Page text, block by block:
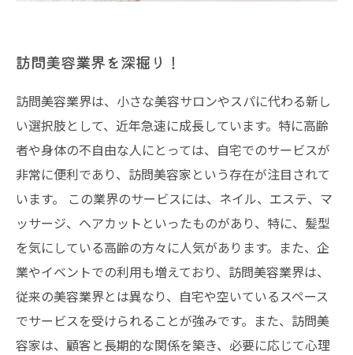
訪問美容業界を深掘り！
訪問美容業界は、小さな美容サロンやスパに代わる新し
い選択肢として、近年急速に成長しています。特に高齢
者や身体の不自由な人にとっては、自宅でのサービスが
非常に便利であり、訪問美容家という存在が注目されて
います。 この業界のサービスには、ネイル、エステ、マ
ッサージ、ヘアカットといったものがあり、特に、髪型
を気にしている高齢の方々に人気があります。また、企
業やイベントでの利用も増えており、訪問美容業界は、
従来の美容業界とは異なり、自宅や空いているスペース
でサービスを受けられることが強みです。また、訪問美
容家は、顧客と長期的な関係を築き、必要に応じて心理